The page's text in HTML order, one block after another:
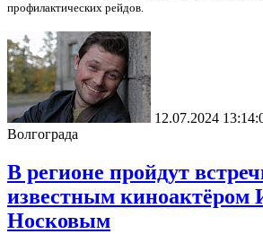
профилактических рейдов.
12.07.2024
Волгограда
В регионе пройдут
известным киноактёром
Носковым